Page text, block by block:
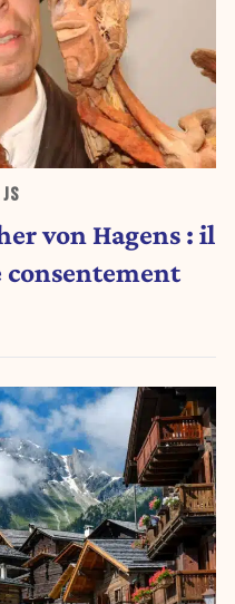
von Hagens : il
consentement